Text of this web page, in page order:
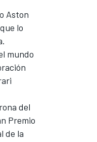
Aston
lo
mundo
del
Premio
de la